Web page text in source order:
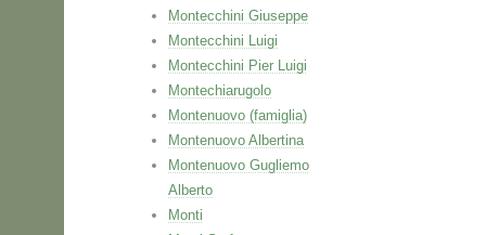
Montecchini Giuseppe
Montecchini Luigi
Montecchini Pier Luigi
Montechiarugolo
Montenuovo (famiglia)
Montenuovo Albertina
Montenuovo Gugliemo
Alberto
Monti